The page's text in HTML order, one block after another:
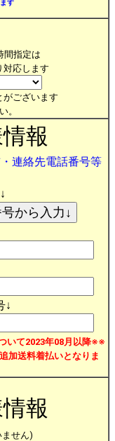
す
間指定は
対応します
がございます
。
報
連絡先電話番号等
↓
いて2023年08月以降※※
加送料着払いとなりま
報
ません)